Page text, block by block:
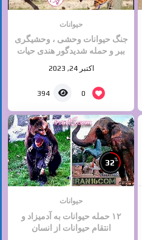
حیوانات
جنگ حیوانات وحشی ، وحشیگری
ببر و حمله شدیدگور هندی حیات
اکتبر 24, 2023
0
394
32%
حیوانات
۱۲ حمله حیوانات به آدمیزاد و
انتقام حیوانات از انسان